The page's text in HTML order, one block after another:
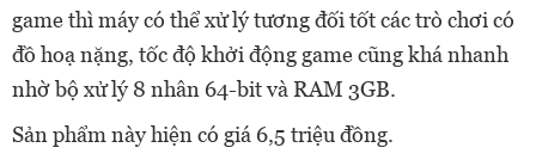
game thì máy có thể xử lý tương đối tốt các trò chơi có
đồ hoạ nặng, tốc độ khởi động game cũng khá nhanh
nhờ bộ xử lý 8 nhân 64-bit và RAM 3GB.
Sản phẩm này hiện có giá 6,5 triệu đồng.